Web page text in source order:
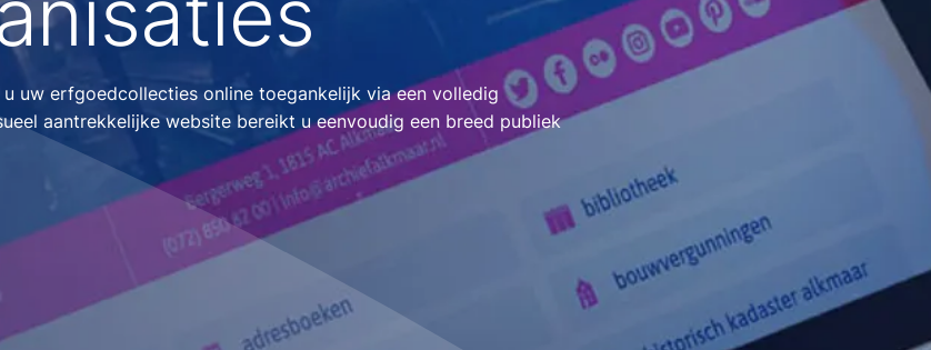
uw erfgoedcollecties online toegankelijk via een volledig
aantrekkelijke website bereikt u eenvoudig een breed publiek